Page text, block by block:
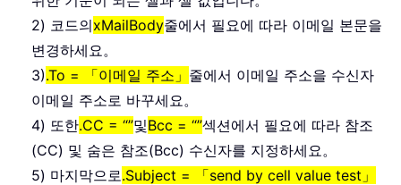
.To =
"Email Address"
.CC
""
.Subject = "send by cell
.Body
.Display 'or use .Send
End With
On
Error GoTo 0
2) 코드의xMailBody줄에서 필요에 따라 이메일 본문을
변경하세요。
3).To = 「이메일 주소」 줄에서 이메일 주소을 수신자
이메일 주소로 바꾸세요。
4) 또한.CC = “”및Bcc = “”섹션에서 필요에 따라 참조
(CC) 및 숨은 참조(Bcc) 수신자를 지정하세요。
5) 마지막으로.Subject = 「send by cell value test」